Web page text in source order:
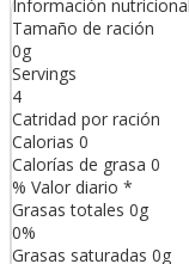
Información nutricional
Tamaño de ración
0g
Servings
4
Catridad por ración
Calorias 0
Calorías de grasa 0
% Valor diario *
Grasas totales 0g
0%
Grasas saturadas 0g